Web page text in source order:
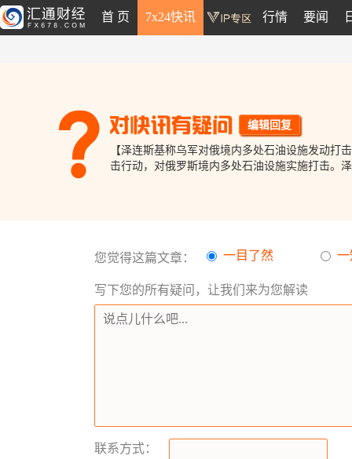
首 页 7x24快讯 行情 要闻
【泽连斯基称乌军对俄境内多处石油设施发动打
击行动，对俄罗斯境内多处石油设施实施打击。
编辑回复
您觉得这篇文章： 一目了然 一
写下您的所有疑问，让我们来为您解读
联系方式：